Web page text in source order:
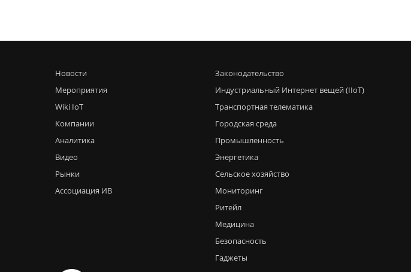
Новости
Мероприятия
Wiki IoT
Компании
Аналитика
Видео
Рынки
Ассоциация ИВ
Законодательство
Индустриальный Интернет вещей (IIoT)
Транспортная телематика
Городская среда
Промышленность
Энергетика
Сельское хозяйство
Мониторинг
Ритейл
Медицина
Безопасность
Гаджеты